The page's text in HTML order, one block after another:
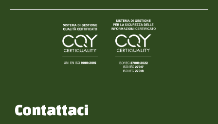
Contattaci